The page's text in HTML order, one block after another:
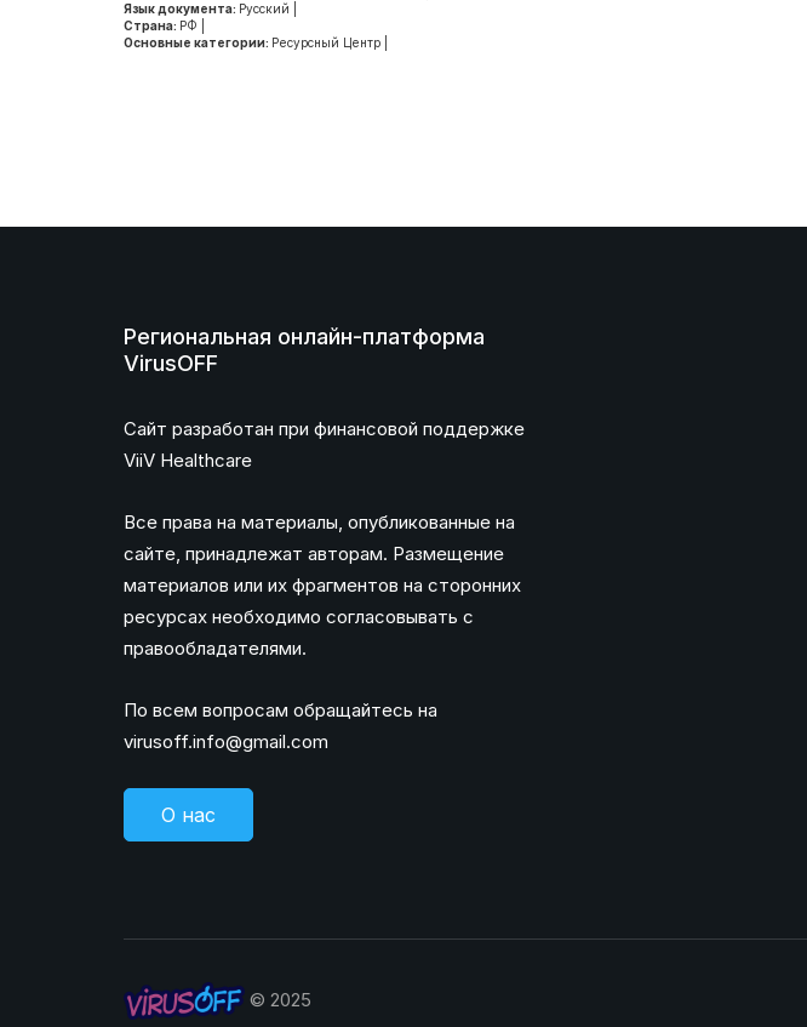
Язык документа: Русский
Страна: РФ
Основные категории: Ресурсный Центр
Региональная онлайн-платформа
VirusOFF
Сайт разработан при финансовой поддержке
ViiV Healthcare
Все права на материалы, опубликованные на
сайте, принадлежат авторам. Размещение
материалов или их фрагментов на сторонних
ресурсах необходимо согласовывать с
правообладателями.
По всем вопросам обращайтесь на
virusoff.info@gmail.com
О нас
© 2025